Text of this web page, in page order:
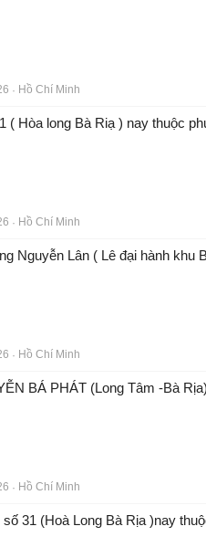
Hồ Chí Minh
( Hòa long Bà Riạ ) nay thuộc
Hồ Chí Minh
Nguyễn Lân ( Lê đại hành khu
Hồ Chí Minh
BÁ PHÁT (Long Tâm -Bà
Hồ Chí Minh
31 (Hoà Long Bà Rịa )nay